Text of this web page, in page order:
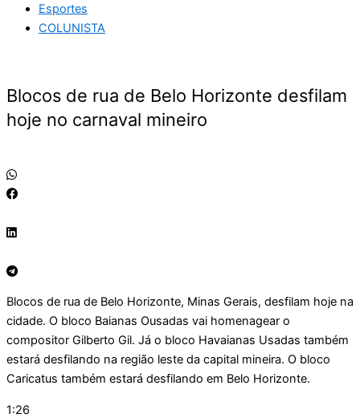
Esportes
COLUNISTA
Blocos de rua de Belo Horizonte desfilam
hoje no carnaval mineiro
Blocos de rua de Belo Horizonte, Minas Gerais, desfilam hoje na
cidade. O bloco Baianas Ousadas vai homenagear o
compositor Gilberto Gil. Já o bloco Havaianas Usadas também
estará desfilando na região leste da capital mineira. O bloco
Caricatus também estará desfilando em Belo Horizonte.
1:26